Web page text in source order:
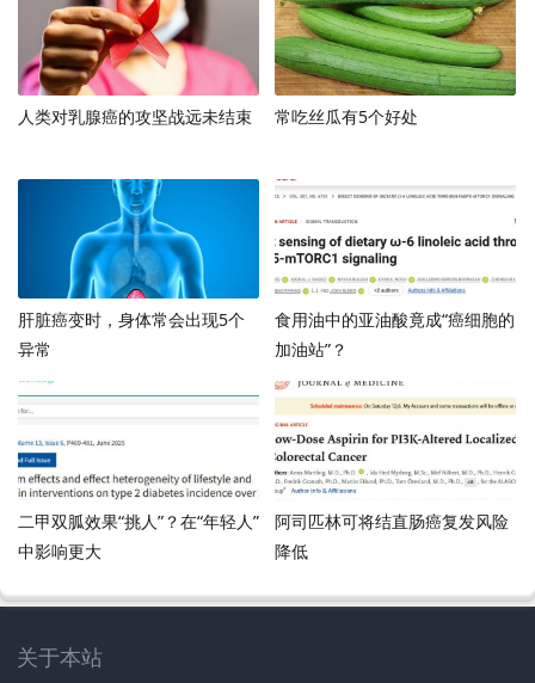
人类对乳腺癌的攻坚战远未结束 常吃丝瓜有5个好处
肝脏癌变时，身体常会出现5个
异常
食用油中的亚油酸竟成“癌细胞的
加油站”？
二甲双胍效果“挑人”？在“年轻人”
中影响更大
阿司匹林可将结直肠癌复发风险
降低
关于本站